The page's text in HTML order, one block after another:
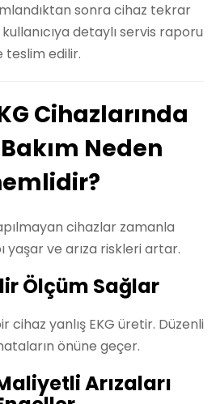
sonra cihaz tekrar
detaylı servis raporu
teslim edilir.
Cihazlarında
Neden
cihazlar zamanla
yaşar ve arıza riskleri artar.
Ölçüm Sağlar
cihaz yanlış EKG üretir. Düzenli
önüne geçer.
Arızaları